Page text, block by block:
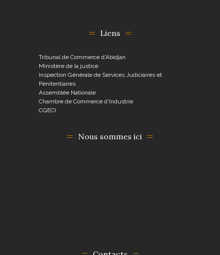
Liens
Tribunal de Commerce d'Abidjan
Ministère de la justice
Inspection Générale de Services Judiciaires et
Pénitentiaires
Assemblée Nationale
Chambre de Commerce d'Industrie
CGECI
Nous sommes ici